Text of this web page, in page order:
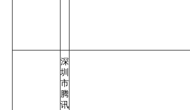
深
圳
市
腾
讯